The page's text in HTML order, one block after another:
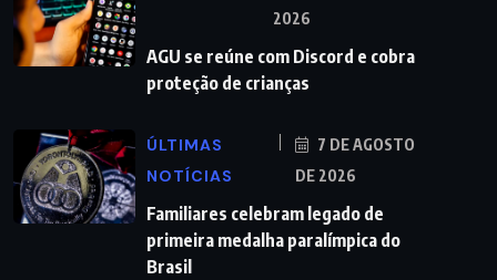
2026
AGU se reúne com Discord e cobra
proteção de crianças
ÚLTIMAS
NOTÍCIAS
7 DE AGOSTO
DE 2026
Familiares celebram legado de
primeira medalha paralímpica do
Brasil